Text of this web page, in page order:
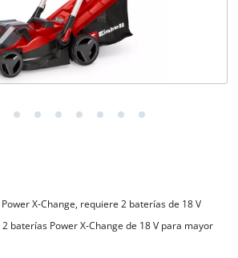
X-Change, requiere 2 baterías de 18 V
baterías Power X-Change de 18 V para mayor